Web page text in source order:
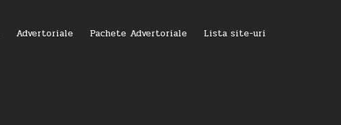
Advertoriale Pachete Advertoriale Lista site-uri